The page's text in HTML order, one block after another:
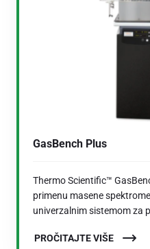
GasBench Plus
Thermo Scientific™
primenu masene
univerzalnim sistemom za
PROČITAJTE VIŠE